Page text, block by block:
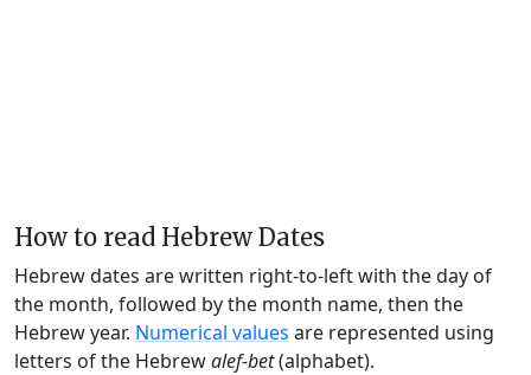
How to read Hebrew Dates
Hebrew dates are written right-to-left with the day of
the month, followed by the month name, then the
Hebrew year. Numerical values are represented using
letters of the Hebrewalef-bet(alphabet).